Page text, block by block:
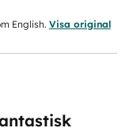
English. Visa original